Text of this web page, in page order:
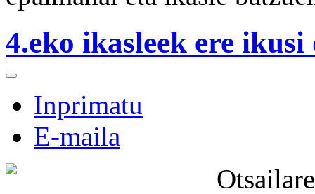
4.eko ikasleek ere ikusi
Inprimatu
E-maila